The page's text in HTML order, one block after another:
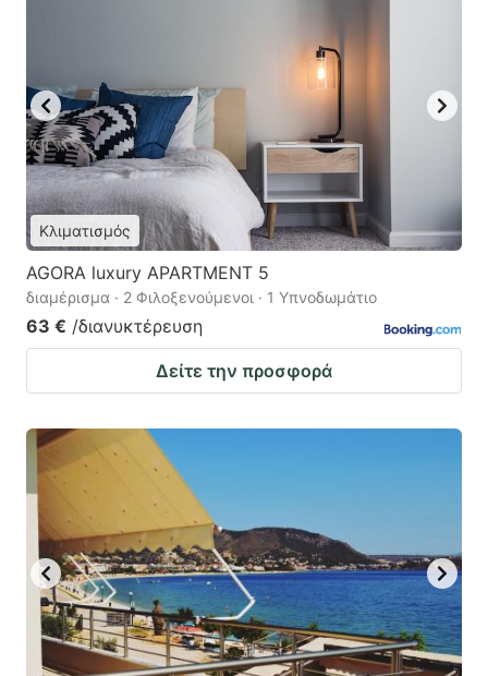
Κλιματισμός
AGORA luxury APARTMENT 5
διαμέρισμα · 2 Φιλοξενούμενοι · 1 Υπνοδωμάτιο
63 € /διανυκτέρευση
Δείτε την προσφορά